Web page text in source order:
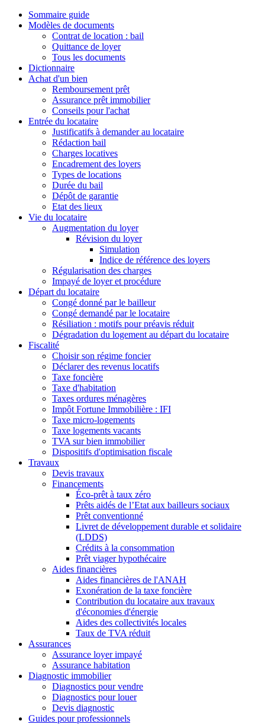
Sommaire guide
Modèles de documents
Contrat de location : bail
Quittance de loyer
Tous les documents
Dictionnaire
Achat d'un bien
Remboursement prêt
Assurance prêt immobilier
Conseils pour l'achat
Entrée du locataire
Justificatifs à demander au locataire
Rédaction bail
Charges locatives
Encadrement des loyers
Types de locations
Durée du bail
Dépôt de garantie
Etat des lieux
Vie du locataire
Augmentation du loyer
Révision du loyer
Simulation
Indice de référence des loyers
Régularisation des charges
Impayé de loyer et procédure
Départ du locataire
Congé donné par le bailleur
Congé demandé par le locataire
Résiliation : motifs pour préavis réduit
Dégradation du logement au départ du locataire
Fiscalité
Choisir son régime foncier
Déclarer des revenus locatifs
Taxe foncière
Taxe d'habitation
Taxes ordures ménagères
Impôt Fortune Immobilière : IFI
Taxe micro-logements
Taxe logements vacants
TVA sur bien immobilier
Dispositifs d'optimisation fiscale
Travaux
Devis travaux
Financements
Éco-prêt à taux zéro
Prêts aidés de l’Etat aux bailleurs sociaux
Prêt conventionné
Livret de développement durable et solidaire
(LDDS)
Crédits à la consommation
Prêt viager hypothécaire
Aides financières
Aides financières de l'ANAH
Exonération de la taxe foncière
Contribution du locataire aux travaux
d'économies d'énergie
Aides des collectivités locales
Taux de TVA réduit
Assurances
Assurance loyer impayé
Assurance habitation
Diagnostic immobilier
Diagnostics pour vendre
Diagnostics pour louer
Devis diagnostic
Guides pour professionnels